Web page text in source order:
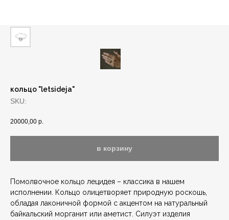
кольцо "letsideja"
SKU:
20000,00 р.
в корзину
Помолвочное кольцо лецидея – классика в нашем
исполнении. Кольцо олицетворяет природную роскошь,
обладая лаконичной формой с акцентом на натуральный
байкальский морганит или аметист. Силуэт изделия